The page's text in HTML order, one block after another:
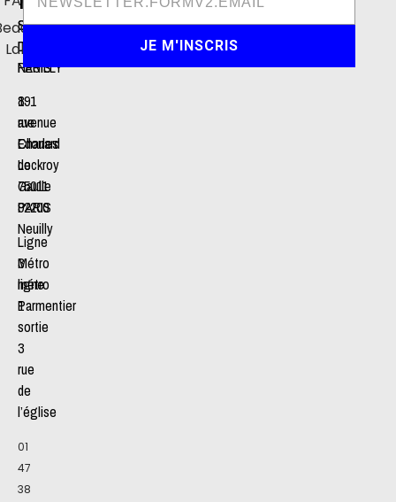
STUDIO
DE
NEUILLY
191
avenue
Charles
de
Gaulle
92200
Neuilly
Métro
ligne
1
sortie
3
rue
de
l’église
01
47
38
STUDIO
DE
PARIS
8
rue
Edouard
Lockroy
75011
PARIS
Ligne
3
métro
Parmentier
Lab
JE M'INSCRIS